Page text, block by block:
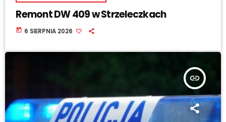
Remont DW 409 w Strzeleczkach
today 6 SIERPNIA 2026
insert_link